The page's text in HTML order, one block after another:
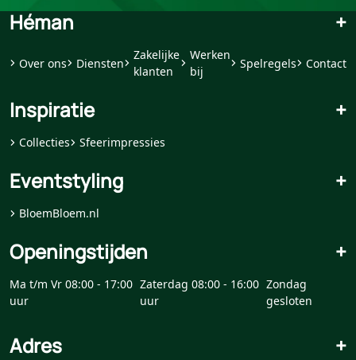
Héman +
Over ons Diensten
Zakelijke
klanten
Werken
bij
Spelregels Contact
Inspiratie +
Collecties Sfeerimpressies
Eventstyling +
BloemBloem.nl
Openingstijden +
Ma t/m Vr 08:00 - 17:00
uur
Zaterdag 08:00 - 16:00
uur
Zondag
gesloten
Adres +